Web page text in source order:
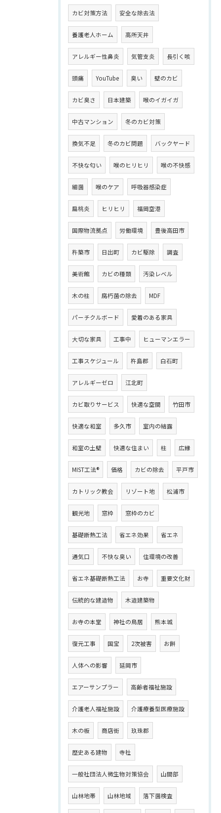
カビ対策方法 安全な除去法
養護老人ホーム 高所天井
アレルギー性鼻炎 気管支炎 長引く咳
頭痛 YouTube 臭い 壁のカビ
カビ臭さ 日本建築 喉のイガイガ
中古マンション 冬のカビ対策
換気不足 冬のカビ問題 バックヤード
不快な匂い 喉のヒリヒリ 喉の不快感
細菌 喉のケア 呼吸器感染症
扁桃炎 ヒリヒリ 福岡空港
国際物流拠点 労働環境 豊後高田市
杵築市 日出町 カビ駆除 調査
美術館 カビの種類 汚染レベル
木の柱 腐朽菌の除去 MDF
パーチクルボード 愛着のある家具
大切な家具 工事中 ヒューマンエラー
工事スケジュール 杵島郡 白石町
アレルギーゼロ 江北町
カビ取りサービス 快適な空間 竹田市
快適な和室 多久市 室内の結露
和室の土壁 快適な住まい 柱 広縁
MIST工法® 価格 カビの除去 平戸市
カトリック教会 リゾート地 松浦市
観光地 窓枠 窓枠のカビ
基礎断熱工法 省エネ効果 省エネ
通気口 不快な臭い 住環境の改善
省エネ基礎断熱工法 お寺 重要文化財
伝統的な建造物 木造建築物
お寺の本堂 神社の鳥居 熊本城
復元工事 国宝 2次被害 お餅
人体への影響 延岡市
エアーサンプラー 高齢者福祉施設
介護老人福祉施設 介護療養型医療施設
木の板 商店街 玖珠郡
歴史ある建物 寺社
一般社団法人微生物対策協会 山間部
山林地帯 山林地域 落下菌検査